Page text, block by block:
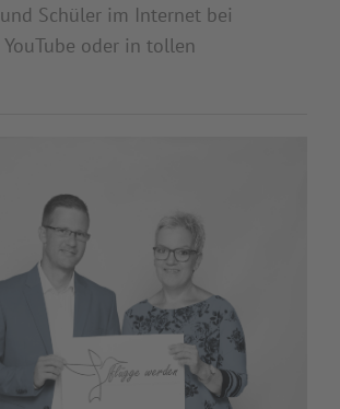
Schüler im Internet bei
oder in tollen